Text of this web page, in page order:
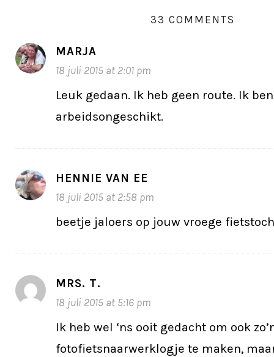
33 COMMENTS
MARJA
18 juli 2015 at 2:01 pm
Leuk gedaan. Ik heb geen route. Ik ben
arbeidsongeschikt.
HENNIE VAN EE
18 juli 2015 at 2:58 pm
beetje jaloers op jouw vroege
MRS. T.
18 juli 2015 at 5:16 pm
Ik heb wel ‘ns ooit gedacht om ook
fotofietsnaarwerklogje te maken,